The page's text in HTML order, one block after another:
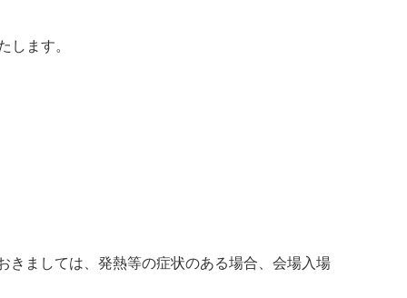
します。
きましては、発熱等の症状のある場合、会場入場